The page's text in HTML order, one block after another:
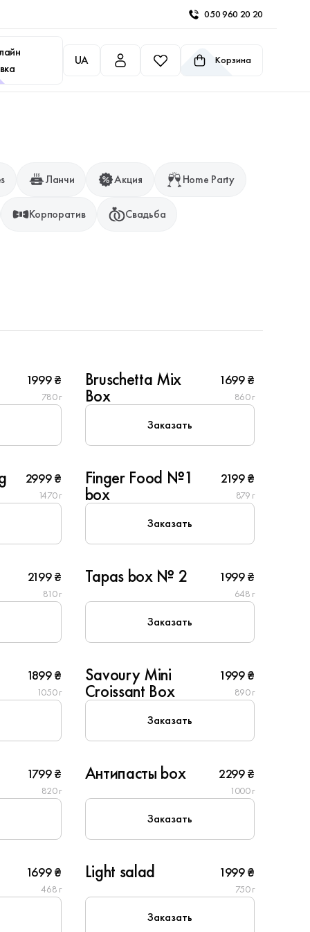
050 960 20 20
UA Корзина
Ланчи Акция Home Party
Корпоратив Свадьба
1999 ₴
780 г
Bruschetta Mix
Box
1699 ₴
860 г
Заказать
2999 ₴
1470 г
6
Finger Food №1
box
2199 ₴
879 г
Заказать
2199 ₴
810 г
6
Tapas box № 2 1999 ₴
648 г
Заказать
1899 ₴
1050 г New
6
Savoury Mini
Croissant Box
1999 ₴
890 г
Заказать
1799 ₴
820 г
6
Антипасты box 2299 ₴
1000 г
Заказать
1699 ₴
468 г
6
Light salad 1999 ₴
750 г
Заказать